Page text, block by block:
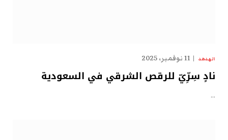
الهدهد 11 نوفمبر، 2025
نادٍ سِرِّيّ للرقص الشرقي في السعودية
…